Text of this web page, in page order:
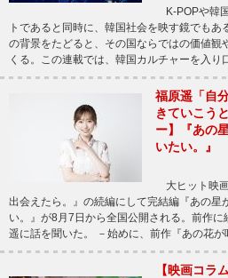
K-POPや韓
トであると同時に、韓国社会を映す鏡でも
の背景をたどると、その国ならではの価値観
くる。この連載では、韓国カルチャーを入り
福原遥「自
きていこう
ー】『あの
いたい。』
大ヒット映
出会えたら。』の続編にして完結編『あの星
い。』が8月7日から全国公開される。前作
遥に話を聞いた。 －始めに、前作『あの花
【映画コラ